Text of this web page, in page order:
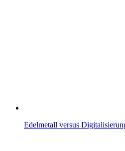
Edelmetall versus